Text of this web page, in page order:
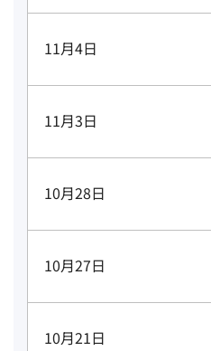
11月4日
11月3日
10月28日
10月27日
10月21日